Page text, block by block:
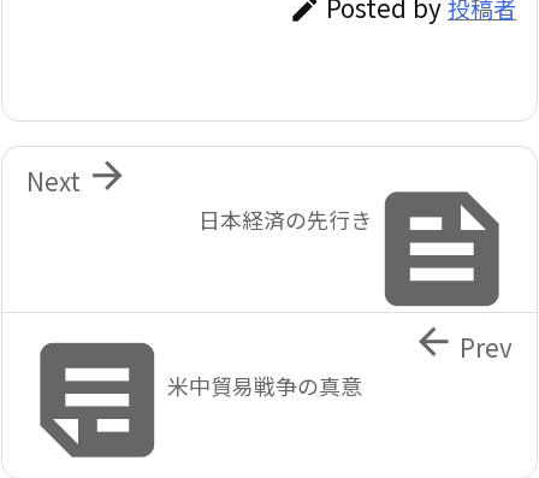
 Posted by投稿者

日本経済の先行き

Next
米中貿易戦争の真意
 Prev